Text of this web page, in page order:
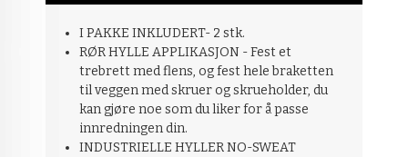
I PAKKE INKLUDERT- 2 stk.
RØR HYLLE APPLIKASJON - Fest et
trebrett med flens, og fest hele braketten
til veggen med skruer og skrueholder, du
kan gjøre noe som du liker for å passe
innredningen din.
INDUSTRIELLE HYLLER NO-SWEAT